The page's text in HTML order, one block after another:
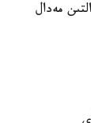
التىن مەدال